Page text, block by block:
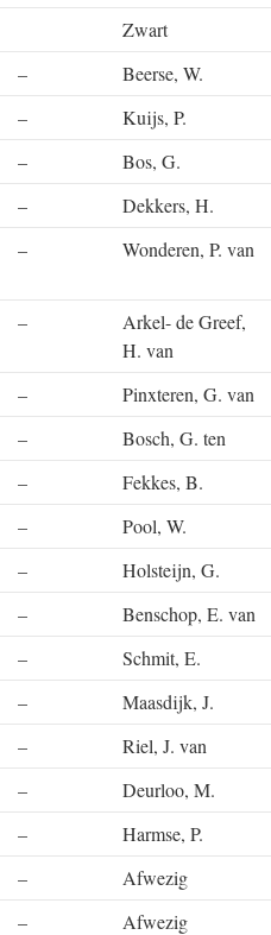
Zwart
–
Beerse, W.
–
Kuijs, P.
–
Bos, G.
–
Dekkers, H.
– Wonderen, P. van
–
Arkel- de Greef,
H. van
–
Pinxteren, G. van
–
Bosch, G. ten
–
Fekkes, B.
–
Pool, W.
–
Holsteijn, G.
–
Benschop, E. van
–
Schmit, E.
–
Maasdijk, J.
–
Riel, J. van
–
Deurloo, M.
–
Harmse, P.
–
Afwezig
–
Afwezig